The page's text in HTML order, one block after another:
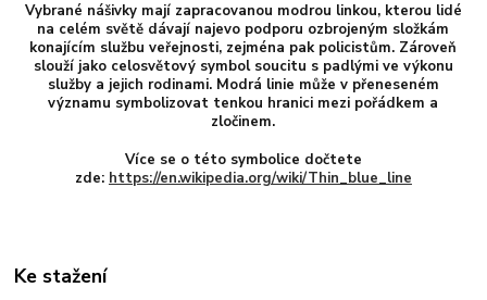
Vybrané nášivky mají zapracovanou modrou linkou, kterou lidé
na celém světě dávají najevo podporu ozbrojeným složkám
konajícím službu veřejnosti, zejména pak policistům. Zároveň
slouží jako celosvětový symbol soucitu s padlými ve výkonu
služby a jejich rodinami. Modrá linie může v přeneseném
významu symbolizovat tenkou hranici mezi pořádkem a
zločinem.
Více se o této symbolice dočtete
zde: https://en.wikipedia.org/wiki/Thin_blue_line
Ke stažení